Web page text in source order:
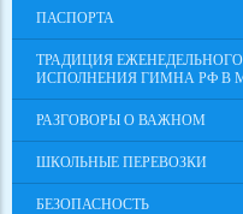
ПАСПОРТА
ТРАДИЦИЯ
ИСПОЛНЕНИЯ ГИМНА РФ В
РАЗГОВОРЫ О ВАЖНОМ
ШКОЛЬНЫЕ ПЕРЕВОЗКИ
БЕЗОПАСНОСТЬ